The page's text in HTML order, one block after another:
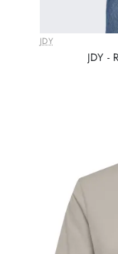
JDY
JDY -